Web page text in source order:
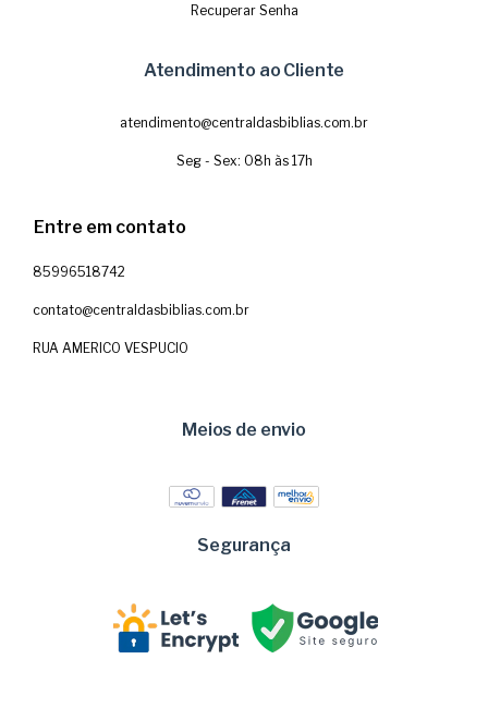
Recuperar Senha
Atendimento ao Cliente
atendimento@centraldasbiblias.com.br
Seg - Sex: 08h às 17h
Entre em contato
85996518742
contato@centraldasbiblias.com.br
RUA AMERICO VESPUCIO
Meios de envio
Segurança